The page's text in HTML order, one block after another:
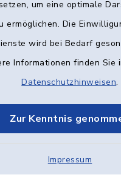
um eine optimale
ermöglichen. Die
wird bei Bedarf
Informationen finden Sie
Datenschutzhinweisen.
Zur Kenntnis
Impressum
Kontakt
Datenschutz
Sitemap